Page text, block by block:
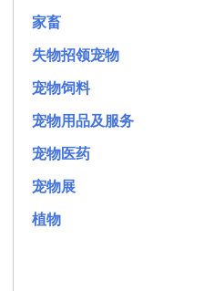
家畜
失物招领宠物
宠物饲料
宠物用品及服务
宠物医药
宠物展
植物